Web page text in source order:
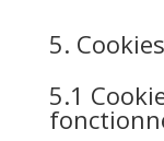
5. Cookies
5.1